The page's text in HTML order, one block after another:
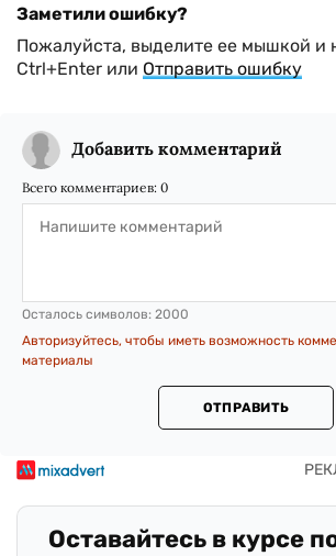
Заметили ошибку?
Пожалуйста, выделите ее мышкой и
Ctrl+Enter или Отправить ошибку
Добавить комментарий
Всего комментариев: 0
Осталось символов: 2000
Авторизуйтесь, чтобы иметь возможность
материалы
ОТПРАВИТЬ
Оставайтесь в курсе